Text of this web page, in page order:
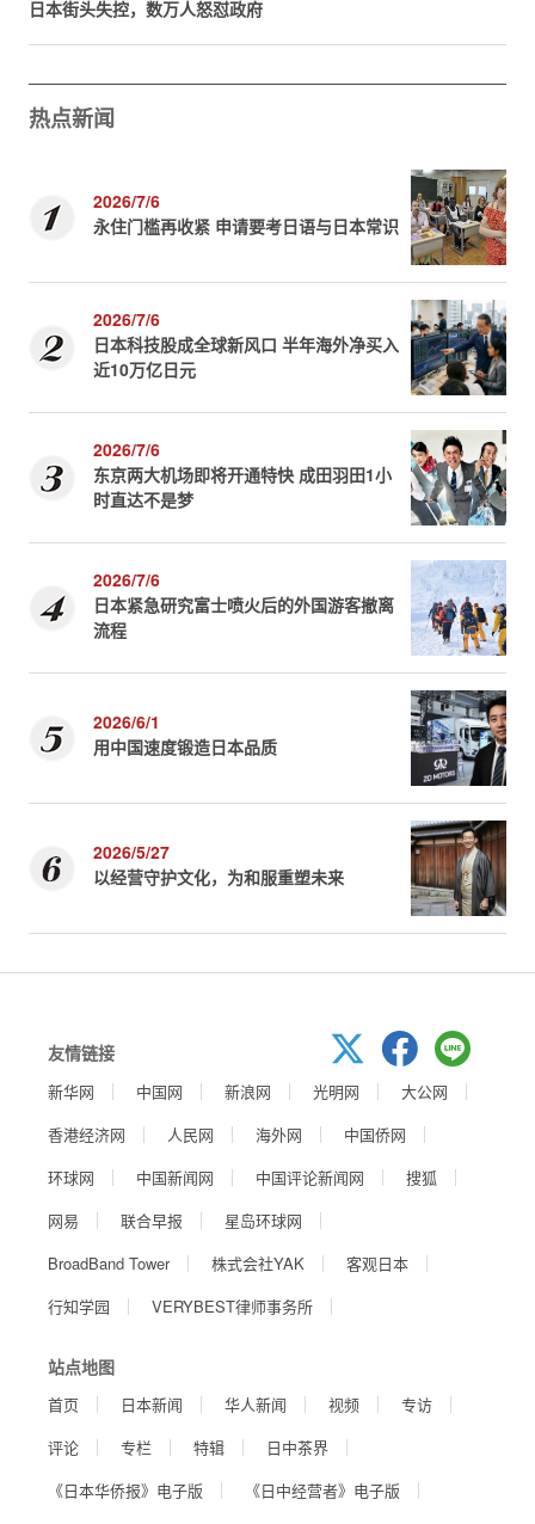
日本街头失控，数万人怒怼政府
热点新闻
2026/7/6
永住门槛再收紧 申请要考日语与日本常识
2026/7/6
日本科技股成全球新风口 半年海外净买入
近10万亿日元
2026/7/6
东京两大机场即将开通特快 成田羽田1小
时直达不是梦
2026/7/6
日本紧急研究富士喷火后的外国游客撤离
流程
2026/6/1
用中国速度锻造日本品质
2026/5/27
以经营守护文化，为和服重塑未来
友情链接
新华网 中国网 新浪网 光明网
大公网
香港经济网
人民网 海外网
中国侨网
环球网
中国新闻网 中国评论新闻网
搜狐
网易
联合早报
星岛环球网
BroadBand Tower
株式会社YAK
客观日本
行知学园
VERYBEST律师事务所
站点地图
首页 日本新闻 华人新闻 视频
专访
评论
专栏 特辑
日中茶界
《日本华侨报》电子版
《日中经营者》电子版